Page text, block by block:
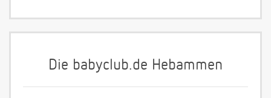
Die babyclub.de Hebammen